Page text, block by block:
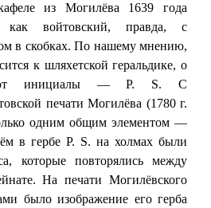
из Могилёва 1639 года
как войтовский, правда, с
в скобках. По нашему мнению,
к шляхетской геральдике, о
инициалы — P. S. С
печати Могилёва (1780 г.
одним общим элементом —
в гербе P. S. на холмах были
которые повторялись между
На печати Могилёвского
было изображение его герба